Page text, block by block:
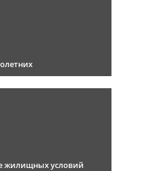
жилищных условий